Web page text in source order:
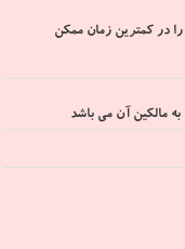
را در کمترین زمان ممکن